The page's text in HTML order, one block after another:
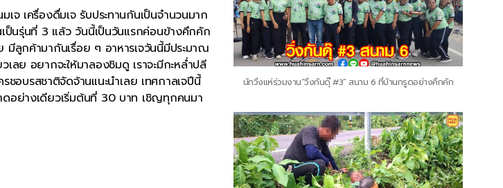
จ เครื่องดื่มเจ รับประทานกันเป็นจำนวนมาก
ป็นรุ่นที่ 3 แล้ว วันนี้เป็นวันแรกค่อนข้างคึกคัก
มีลูกค้ามากันเรื่อย ๆ อาหารเจวันนี้มีประมาณ
ลย อยากจะให้มาลองชิมดู เราจะมีกะหล่ำปลี
ชอบรสชาติจัดจ้านแนะนำเลย เทศกาลเจปีนี้
ดอย่างเดียวเริ่มต้นที่ 30 บาท เชิญทุกคนมา
นักวิ่งแห่ร่วมงาน“วิ่งกันดุ๊ #3” สนาม 6 ที่บ้านกรูดอย่างคึกคัก